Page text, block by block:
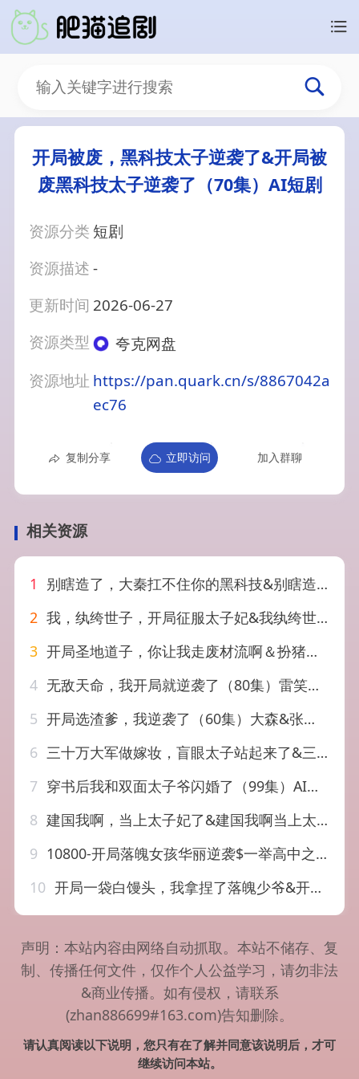
开局被废，黑科技太子逆袭了&开局被
废黑科技太子逆袭了（70集）AI短剧
资源分类 短剧
资源描述-
更新时间 2026-06-27
资源类型
夸克网盘
资源地址 https://pan.quark.cn/s/8867042a
ec76
复制分享 立即访问 加入群聊
相关资源
1
别瞎造了，大秦扛不住你的黑科技&别瞎造了大秦扛不住你的黑科技（51集）AI短剧
2 我，纨绔世子，开局征服太子妃&我纨绔世子开局征服太子妃（80集）AI短剧
3 开局圣地道子，你让我走废材流啊＆扮猪吃虎太爽了！圣地道子的逆袭路（86集）厉家兵＆寇诗翎＆周子琪＆王诗晴＆杨晞恩
4 无敌天命，我开局就逆袭了（80集）雷笑言＆张灵菲
5 开局选渣爹，我逆袭了（60集）大森&张若辰
6 三十万大军做嫁妆，盲眼太子站起来了&三十万大军做嫁妆盲眼太子站起来了（51集）AI短剧
7 穿书后我和双面太子爷闪婚了（99集）AI短剧
8 建国我啊，当上太子妃了&建国我啊当上太子妃了（20集）AI短剧
9 10800-开局落魄女孩华丽逆袭$一举高中之励志女孩（70集）
10 开局一袋白馒头，我拿捏了落魄少爷&开局一袋白馒头我拿捏了落魄少爷（40集）AI短剧
声明：本站内容由网络自动抓取。本站不储存、复
制、传播任何文件，仅作个人公益学习，请勿非法
&商业传播。如有侵权，请联系
(zhan886699#163.com)告知删除。
请认真阅读以下说明，您只有在了解并同意该说明后，才可
继续访问本站。